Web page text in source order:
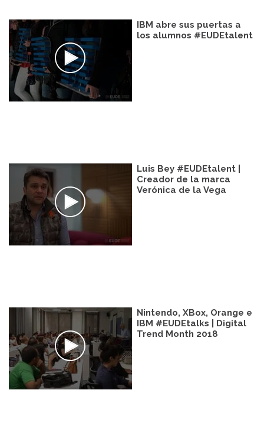
IBM abre sus puertas a
los alumnos #EUDEtalent
Luis Bey #EUDEtalent |
Creador de la marca
Verónica de la Vega
Nintendo, XBox, Orange e
IBM #EUDEtalks | Digital
Trend Month 2018